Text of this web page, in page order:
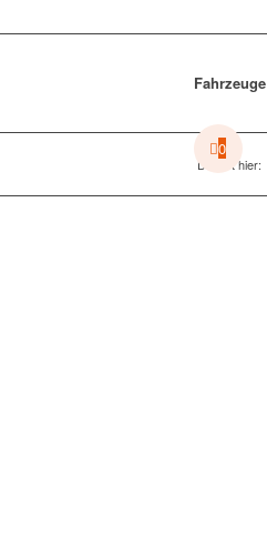
Fahrzeuge
0
Du bist hier: